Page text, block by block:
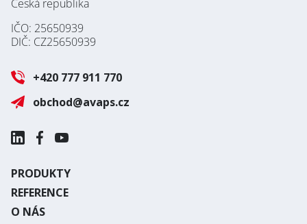
Česká republika
IČO: 25650939
DIČ: CZ25650939
+420 777 911 770
obchod@avaps.cz
PRODUKTY
REFERENCE
O NÁS